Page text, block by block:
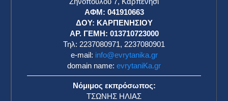
ΑΦΜ: 041910663
ΔΟΥ: ΚΑΡΠΕΝΗΣΙΟΥ
ΑΡ. ΓΕΜΗ: 013710723000
Τηλ: 2237080971, 2237080901
e-mail: info@evrytanika.gr
domain name: evrytaniKa.gr
Νόμιμος εκπρόσωπος:
ΤΣΩΝΗΣ ΗΛΙΑΣ